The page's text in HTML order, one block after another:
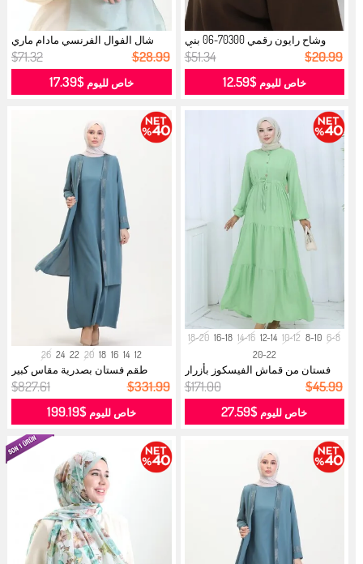
وشاح رايون رقمي 70300-06 بني
مائي أ...
$51.34 $20.99
خاص لليوم$12.59
شال الفوال الفرنسي مادام ماري
19099...
$71.32 $28.99
خاص لليوم$17.39
6-8
8-10
10-12
12-14
14-16
16-18
18-20
20-22
فستان من قماش الفيسكوز بأزرار
نصفية...
$171.00 $45.99
خاص لليوم $27.59
12
14
16
18
20
22
24
26
طقم فستان بصدرية مقاس كبير
6140-02 ...
$827.61 $331.99
خاص لليوم$199.19